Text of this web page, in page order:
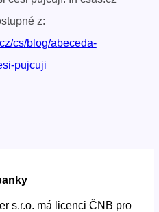
z:
cs/blog/abeceda-
pujcuji
s.r.o. má licenci ČNB pro